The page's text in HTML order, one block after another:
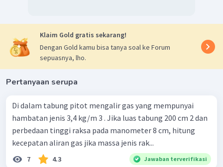
Klaim Gold gratis sekarang!
Dengan Gold kamu bisa tanya soal ke Forum
sepuasnya, lho.
Pertanyaan serupa
Di dalam tabung pitot mengalir gas yang mempunyai
hambatan jenis 3,4 kg/m 3 . Jika luas tabung 200 cm 2 dan
perbedaan tinggi raksa pada manometer 8 cm, hitung
kecepatan aliran gas jika massa jenis rak...
7 4.3 Jawaban terverifikasi